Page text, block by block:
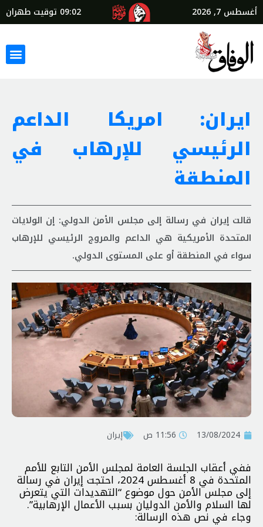
أغسطس 7, 2026 09:02 توقيت طهران
ايران: امريكا الداعم
الرئيسي للإرهاب في
المنطقة
قالت إيران في رسالة إلى مجلس الأمن الدولي: إن الولايات
المتحدة الأمريكية هي الداعم والمروج الرئيسي للإرهاب
سواء في المنطقة أو على المستوى الدولي.
13/08/2024 11:56 ص إيران
ففي أعقاب الجلسة العامة لمجلس الأمن التابع للأمم
المتحدة في 8 أغسطس 2024، احتجت إيران في رسالة
إلى مجلس الأمن حول موضوع “التهديدات التي يتعرض
لها السلام والأمن الدوليان بسبب الأعمال الإرهابية”.
وجاء في نص هذه الرسالة: